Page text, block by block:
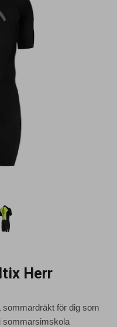
Herr
sommardräkt för dig som
sommarsimskola